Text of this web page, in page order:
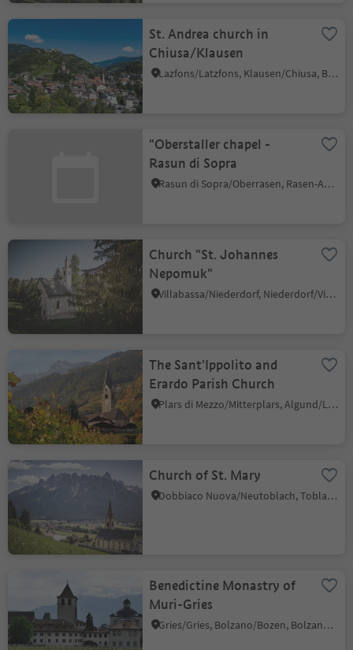
St. Andrea church in
Chiusa/Klausen
Lazfons/Latzfons, Klausen/Chiusa, Brixen/Bressanone and environs
"Oberstaller chapel -
Rasun di Sopra
Rasun di Sopra/Oberrasen, Rasen-Antholz/Rasun Anterselva, Dolomites Region Kronplatz/Plan de Corones
Church "St. Johannes
Nepomuk"
Villabassa/Niederdorf, Niederdorf/Villabassa, Dolomites Region 3 Zinnen
The Sant'Ippolito and
Erardo Parish Church
Plars di Mezzo/Mitterplars, Algund/Lagundo, Meran/Merano and environs
Church of St. Mary
Dobbiaco Nuova/Neutoblach, Toblach/Dobbiaco, Dolomites Region 3 Zinnen
Benedictine Monastry of
Muri-Gries
Gries/Gries, Bolzano/Bozen, Bolzano/Bozen and environs